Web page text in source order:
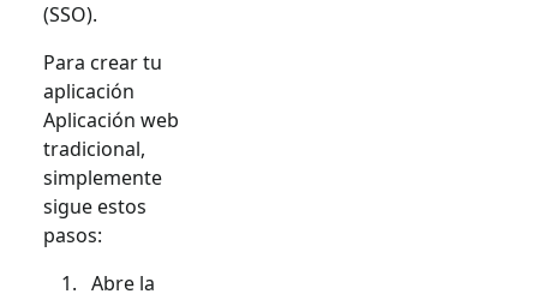
(SSO).
Para crear tu
aplicación
Aplicación web
tradicional,
simplemente
sigue estos
pasos:
Abre la